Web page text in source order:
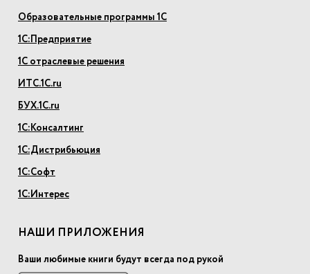
Образовательные программы 1С
1С:Предприятие
1С отраслевые решения
ИТС.1С.ru
БУХ.1С.ru
1С:Консалтинг
1С:Дистрибьюция
1С:Софт
1С:Интерес
НАШИ ПРИЛОЖЕНИЯ
Ваши любимые книги будут всегда под рукой